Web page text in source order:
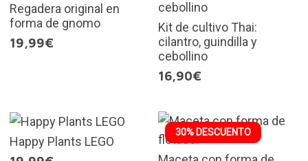
Regadera original en
forma de gnomo
19,99€
Kit de cultivo Thai:
cilantro, guindilla y
cebollino
16,90€
Happy Plants LEGO
30% DESCUENTO